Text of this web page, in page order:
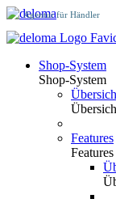
Agentur für Händler
Shop-System
Shop-System
Features
Features